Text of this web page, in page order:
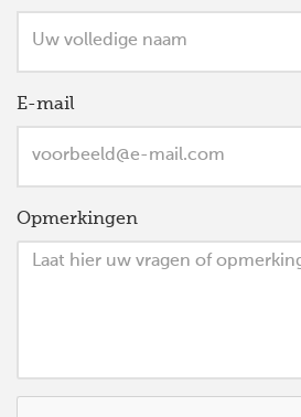
E-mail
Opmerkingen